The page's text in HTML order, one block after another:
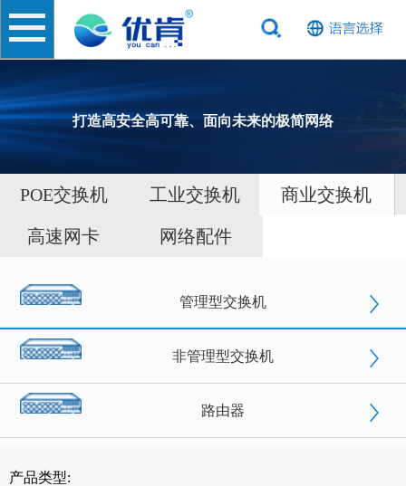
打造高安全高可靠、面向未来的极简网络
POE交换机 工业交换机 商业交换机
高速网卡 网络配件
管理型交换机
非管理型交换机
路由器
产品类型: